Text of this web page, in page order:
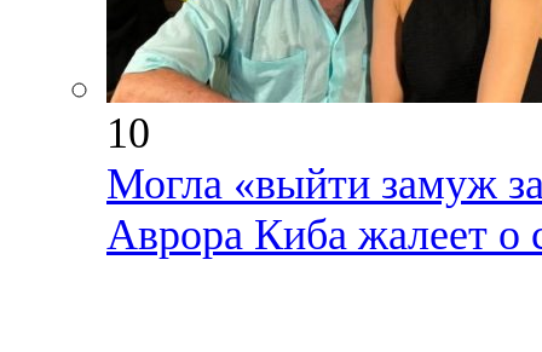
10
Могла «выйти замуж
Аврора Киба жалеет о